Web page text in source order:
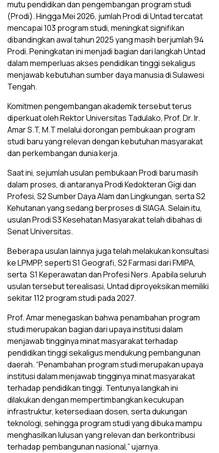
mutu pendidikan dan pengembangan program studi
(Prodi). Hingga Mei 2026, jumlah Prodi di Untad tercatat
mencapai 103 program studi, meningkat signifikan
dibandingkan awal tahun 2025 yang masih berjumlah 94
Prodi. Peningkatan ini menjadi bagian dari langkah Untad
dalam memperluas akses pendidikan tinggi sekaligus
menjawab kebutuhan sumber daya manusia di Sulawesi
Tengah.
Komitmen pengembangan akademik tersebut terus
diperkuat oleh Rektor Universitas Tadulako, Prof. Dr. Ir.
Amar S.T, M.T melalui dorongan pembukaan program
studi baru yang relevan dengan kebutuhan masyarakat
dan perkembangan dunia kerja.
Saat ini, sejumlah usulan pembukaan Prodi baru masih
dalam proses, di antaranya Prodi Kedokteran Gigi dan
Profesi, S2 Sumber Daya Alam dan Lingkungan, serta S2
Kehutanan yang sedang berproses di SIAGA. Selain itu,
usulan Prodi S3 Kesehatan Masyarakat telah dibahas di
Senat Universitas.
Beberapa usulan lainnya juga telah melakukan konsultasi
ke LPMPP, seperti S1 Geografi, S2 Farmasi dari FMIPA,
serta S1 Keperawatan dan Profesi Ners. Apabila seluruh
usulan tersebut terealisasi, Untad diproyeksikan memiliki
sekitar 112 program studi pada 2027.
Prof. Amar menegaskan bahwa penambahan program
studi merupakan bagian dari upaya institusi dalam
menjawab tingginya minat masyarakat terhadap
pendidikan tinggi sekaligus mendukung pembangunan
daerah. “Penambahan program studi merupakan upaya
institusi dalam menjawab tingginya minat masyarakat
terhadap pendidikan tinggi. Tentunya langkah ini
dilakukan dengan mempertimbangkan kecukupan
infrastruktur, ketersediaan dosen, serta dukungan
teknologi, sehingga program studi yang dibuka mampu
menghasilkan lulusan yang relevan dan berkontribusi
terhadap pembangunan nasional,” ujarnya.